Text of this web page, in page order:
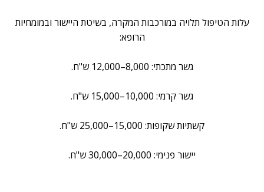
עלות הטיפול תלויה במורכבות המקרה, בשיטת היישור ובמומחיות
הרופא:
גשר מתכתי: 8,000–12,000 ש"ח.
גשר קרמי: 10,000–15,000 ש"ח.
קשתיות שקופות: 15,000–25,000 ש"ח.
יישור פנימי: 20,000–30,000 ש"ח.